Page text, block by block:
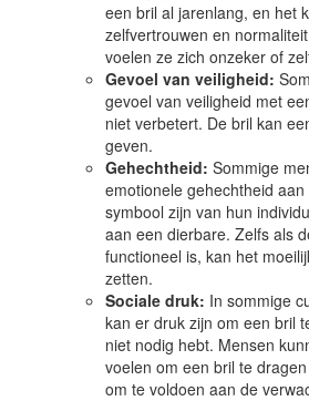
een bril al jarenlang, en het
zelfvertrouwen en
voelen ze zich onzeker of
Gevoel van veiligheid:
gevoel van veiligheid met
niet verbetert. De bril kan
geven.
Gehechtheid: Sommige
emotionele gehechtheid
symbool zijn van hun
aan een dierbare. Zelfs als
functioneel is, kan het
zetten.
Sociale druk: In sommige
kan er druk zijn om een bril
niet nodig hebt. Mensen
voelen om een bril te
om te voldoen aan de